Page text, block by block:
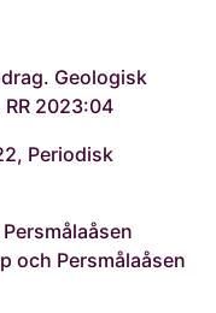
Geologisk
2023:04
Periodisk
och Persmålaåsen